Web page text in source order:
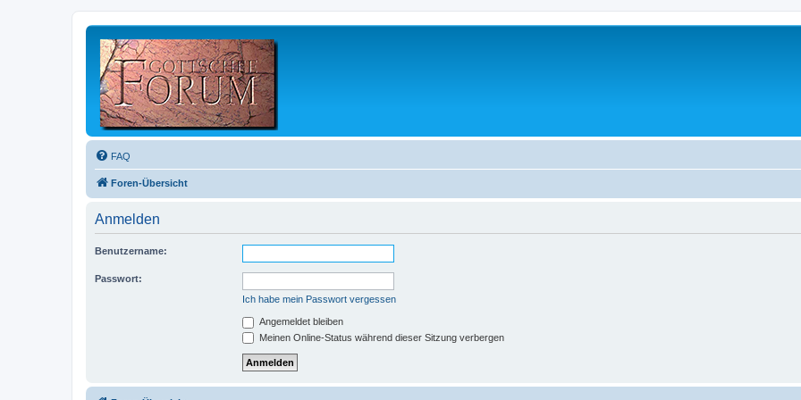
FAQ
Foren-Übersicht
Anmelden
Benutzername:
Passwort:
Ich habe mein Passwort vergessen
Angemeldet bleiben
Meinen Online-Status während dieser Sitzung verbergen